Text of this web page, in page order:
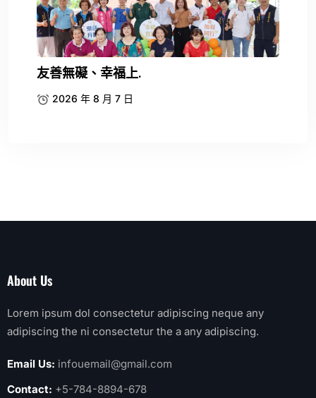
友善無礙、幸福上.
2026 年 8 月 7 日
About Us
Lorem ipsum dol consectetur adipiscing neque any
adipiscing the ni consectetur the a any adipiscing.
Email Us: infouemail@gmail.com
Contact: +5-784-8894-678